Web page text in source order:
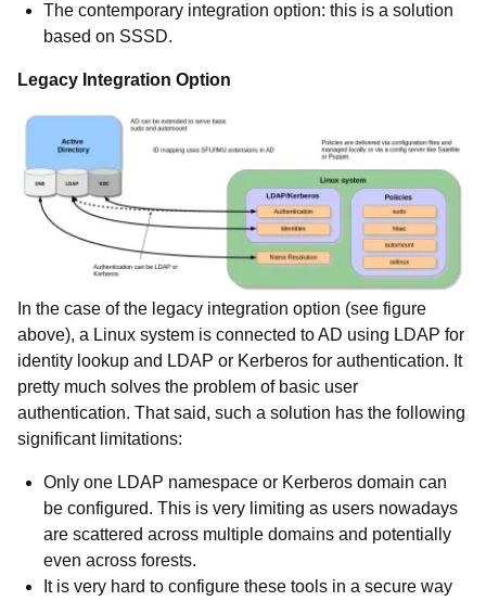
The contemporary integration option: this is a solution
based on SSSD.
Legacy Integration Option
In the case of the legacy integration option (see figure
above), a Linux system is connected to AD using LDAP for
identity lookup and LDAP or Kerberos for authentication. It
pretty much solves the problem of basic user
authentication. That said, such a solution has the following
significant limitations:
Only one LDAP namespace or Kerberos domain can
be configured. This is very limiting as users nowadays
are scattered across multiple domains and potentially
even across forests.
It is very hard to configure these tools in a secure way